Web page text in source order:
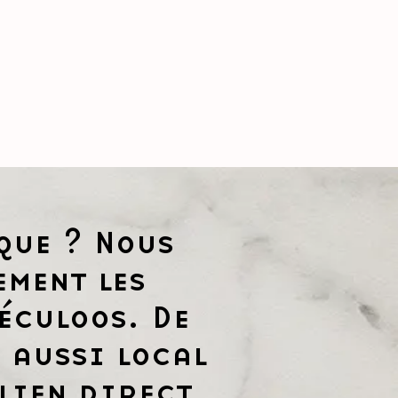
? Nous
les
De
aussi local